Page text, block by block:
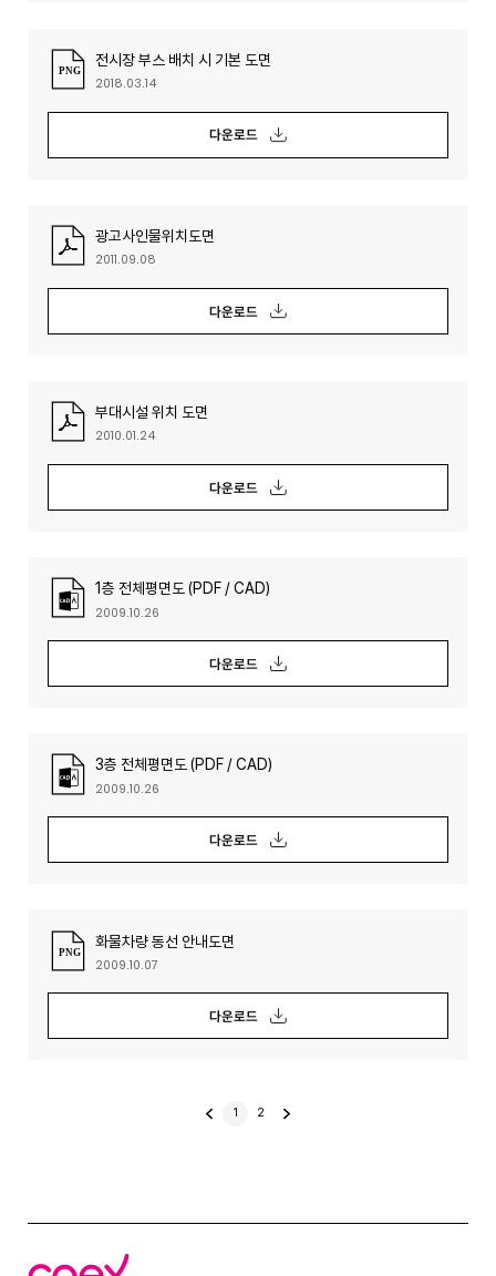
전시장 부스 배치 시 기본 도면
2018.03.14
다운로드
광고사인물위치도면
2011.09.08
다운로드
부대시설 위치 도면
2010.01.24
다운로드
1층 전체평면도 (PDF / CAD)
2009.10.26
다운로드
3층 전체평면도 (PDF / CAD)
2009.10.26
다운로드
화물차량 동선 안내도면
2009.10.07
다운로드
이
1 2
코